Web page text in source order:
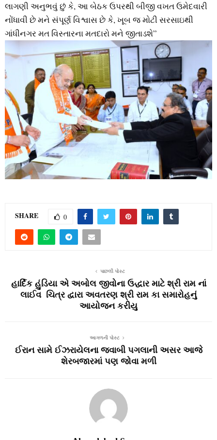
લાગણી અનુભવું છું કે, આ બેઠક ઉપરથી બીજી વખત ઉમેદવારી
નોંધાવી છે મને સંપૂર્ણ વિશ્વાસ છે કે, ખૂબ જ મોટી સરસાઇથી
ગાંધીનગર મત વિસ્‍તારના મતદારો મને જીતાડશે”
SHARE 0
પાછલી પોસ્ટ
હાર્દિક હુંડિયા એ અબોલ જીવોના ઉદ્ધાર માટે શ્રી રામ નાં
લાઈવ ચિત્ર દ્વારા અવતરણ શ્રી રામ કા સમારોહનું
આયોજન કરીયુ
આગળની પોસ્ટ
ઈરાન સામે ઈઝરાયેલના જવાબી પગલાની અસર આજે
શેરબજારમાં પણ જોવા મળી